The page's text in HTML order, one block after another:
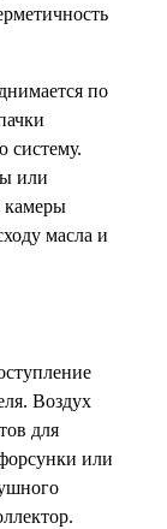
по
систему.
или
камеры
масла и
Воздух
для
или